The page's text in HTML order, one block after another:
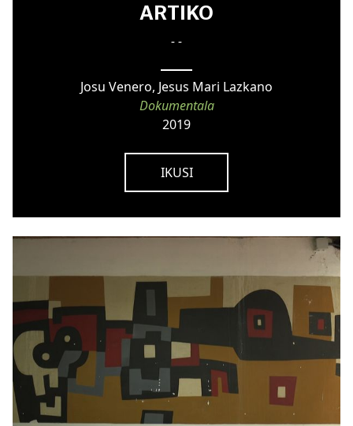
ARTIKO
- -
Josu Venero, Jesus Mari Lazkano
Dokumentala
2019
IKUSI